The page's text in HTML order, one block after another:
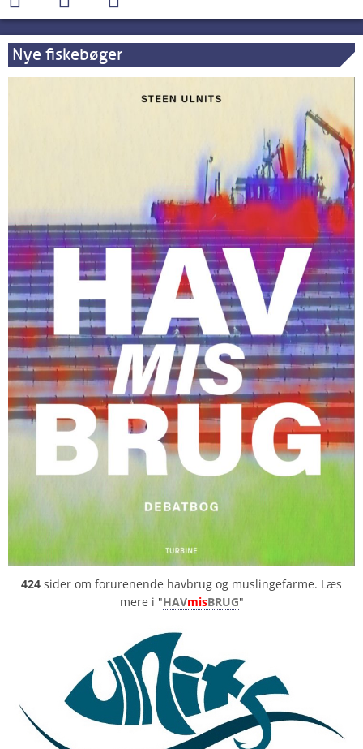
Nye fiskebøger
424 sider om forurenende havbrug og muslingefarme. Læs
mere i "HAVmisBRUG"